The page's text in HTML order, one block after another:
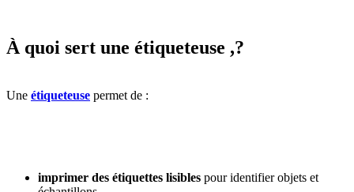
À quoi sert une étiqueteuse ,?
Une étiqueteuse permet de :
imprimer des étiquettes lisibles pour identifier objets et